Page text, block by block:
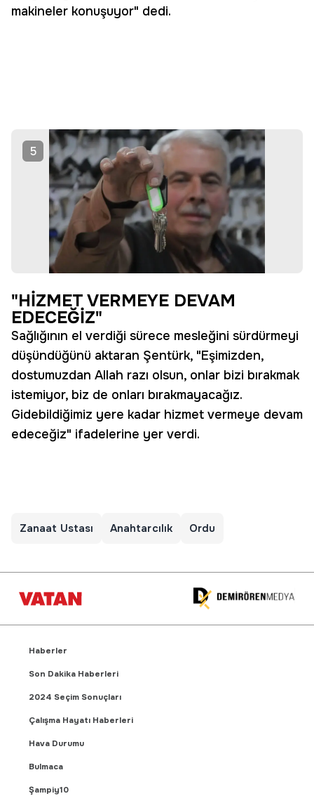
makineler konuşuyor" dedi.
5
"HİZMET VERMEYE DEVAM
EDECEĞİZ"
Sağlığının el verdiği sürece mesleğini sürdürmeyi
düşündüğünü aktaran Şentürk, "Eşimizden,
dostumuzdan Allah razı olsun, onlar bizi bırakmak
istemiyor, biz de onları bırakmayacağız.
Gidebildiğimiz yere kadar hizmet vermeye devam
edeceğiz" ifadelerine yer verdi.
Zanaat Ustası Anahtarcılık Ordu
Haberler
Son Dakika Haberleri
2024 Seçim Sonuçları
Çalışma Hayatı Haberleri
Hava Durumu
Bulmaca
Şampiy10